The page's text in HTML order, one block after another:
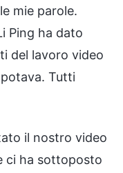
mie parole.
Ping ha dato
del lavoro video
Tutti
il nostro video
ci ha sottoposto